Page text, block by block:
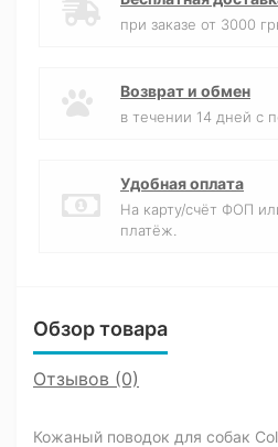
при заказе от 3000
Возврат и обмен
в течении 14 дней с
Удобная оплата
На карту/счёт ФОП
платёж.
Обзор товара
Отзывов (0)
Кожаный поводок для собак